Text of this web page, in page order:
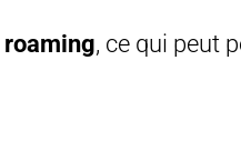
roaming, ce qui peut